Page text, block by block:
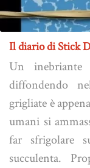
Il diario di Stick
Un
diffondendo
grigliate è
umani si
far sfrigolare
succulenta.